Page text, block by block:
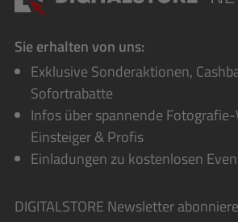
Sie erhalten von uns:
Exklusive Sonderaktionen,
Sofortrabatte
Infos über spannende
Einsteiger & Profis
Einladungen zu kostenlosen
DIGITALSTORE Newsletter